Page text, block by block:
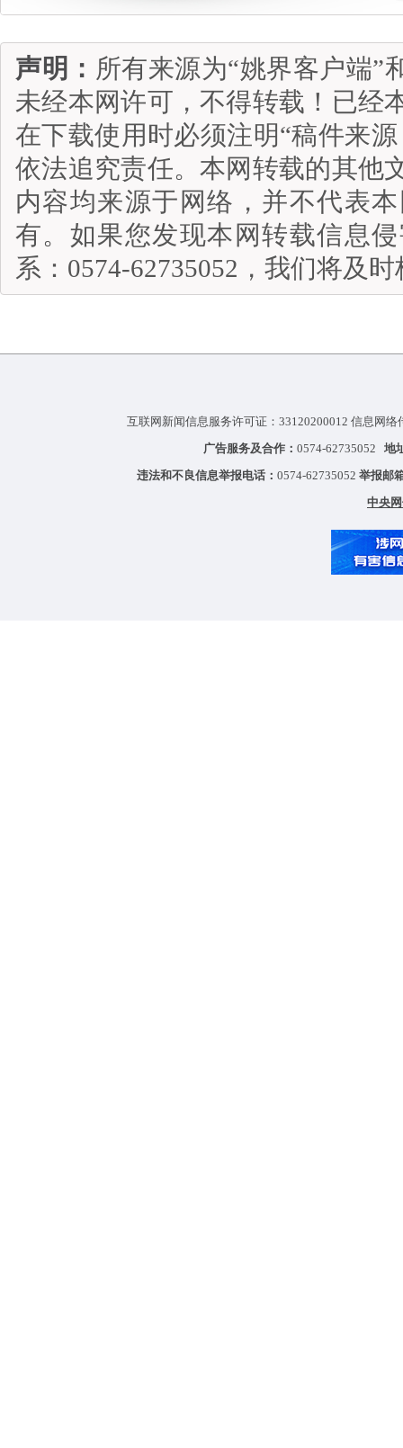
声明： 所有来源为“姚界客户端”
未经本网许可，不得转载！已经
在下载使用时必须注明“稿件来
依法追究责任。本网转载的其他
内容均来源于网络，并不代表
有。如果您发现本网转载信息
系：0574-62735052，我们将及
互联网新闻信息服务许可证：33120200012 信息网
广告服务及合作： 0574-62735052 地
违法和不良信息举报电话： 0574-62735052 举报邮
中央